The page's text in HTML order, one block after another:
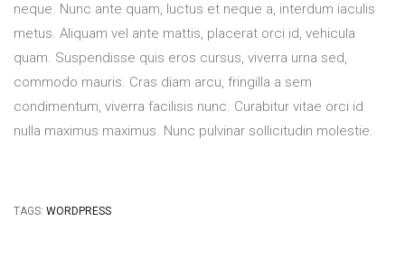
neque. Nunc ante quam, luctus et neque a, interdum iaculis
metus. Aliquam vel ante mattis, placerat orci id, vehicula
quam. Suspendisse quis eros cursus, viverra urna sed,
commodo mauris. Cras diam arcu, fringilla a sem
condimentum, viverra facilisis nunc. Curabitur vitae orci id
nulla maximus maximus. Nunc pulvinar sollicitudin molestie.
TAGS: WORDPRESS